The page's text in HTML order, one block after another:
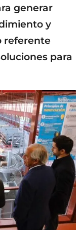
generar
y
referente
para